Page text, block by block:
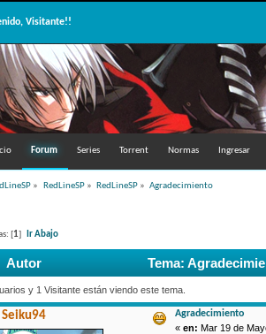
Visitante!!
Forum Series Torrent Normas Ingresar
» RedLineSP» RedLineSP » Agradecimiento
[ 1 ]Ir Abajo
Autor Tema:
y 1 Visitante están viendo este tema.
Seiku94
Agradecimiento
« en: Mar 19 de